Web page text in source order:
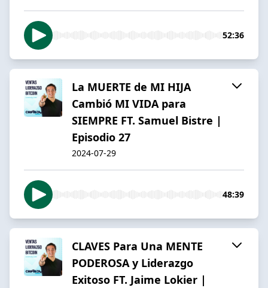
52:36
La MUERTE de MI HIJA
Cambió MI VIDA para
SIEMPRE FT. Samuel Bistre |
Episodio 27
2024-07-29
48:39
CLAVES Para Una MENTE
PODEROSA y Liderazgo
Exitoso FT. Jaime Lokier |